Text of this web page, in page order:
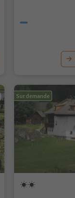
Sur demande